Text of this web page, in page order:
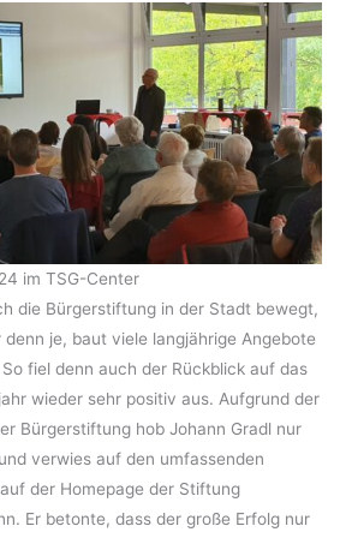
im TSG-Center
die Bürgerstiftung in der Stadt bewegt,
je, baut viele langjährige Angebote
fiel denn auch der Rückblick auf das
wieder sehr positiv aus. Aufgrund der
Bürgerstiftung hob Johann Gradl nur
verwies auf den umfassenden
der Homepage der Stiftung
Er betonte, dass der große Erfolg nur